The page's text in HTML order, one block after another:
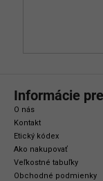
Informácie
O nás
Kontakt
Etický kódex
Ako nakupovať
Veľkostné tabuľky
Obchodné podmienky